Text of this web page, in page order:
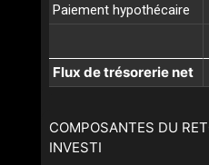
Paiement hypothécaire
Flux de trésorerie net
COMPOSANTES DU
INVESTI